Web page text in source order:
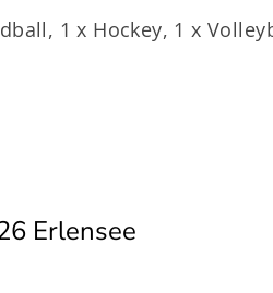
1 x Hockey, 1 x
Erlensee